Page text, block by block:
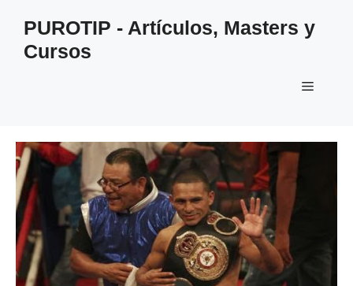
contenido
PUROTIP - Artículos, Masters y
Cursos
Menú